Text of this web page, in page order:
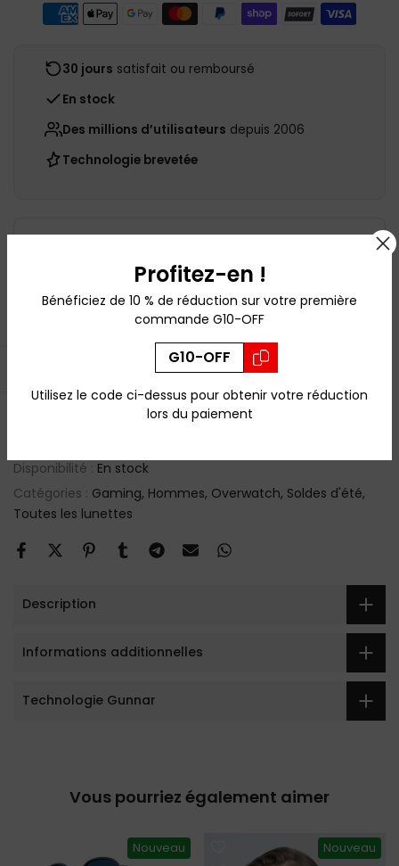
Profitez-en !
Bénéficiez de 10 % de réduction sur votre première
commande G10-OFF
G10-OFF
Utilisez le code ci-dessus pour obtenir votre réduction
lors du paiement
30 jours satisfait ou remboursé
En stock
Des millions d’utilisateurs depuis 2006
Technologie brevetée
Commander avec correction
Poser une question
Disponibilité : En stock
Catégories : Gaming Hommes Overwatch Soldes d'été
Toutes les lunettes
Description
Informations additionnelles
Technologie Gunnar
Ouvrir la barre latérale
Vous pourriez également aimer
Nouveau Nouveau